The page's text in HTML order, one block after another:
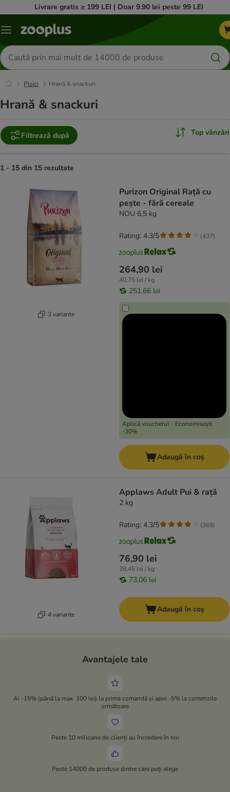
Livrare gratis ≥ 199 LEI | Doar 9.90 lei peste 99 LEI
Categorii
Căutare
produse
Pisici Hrană & snackuri
Hrană & snackuri
Filtrează după Top vânzări
1 - 15 din 15 rezultate
3 variante
Purizon Original Rață cu
pește - fără cereale
NOU 6,5 kg
264,90 lei
40,75 lei / kg
251,66 lei
Aplică voucherul - Economisești
-30%
Rating: 4.3/5 (437)
Adaugă în coș
4 variante
Applaws Adult Pui & rață
2 kg
76,90 lei
38,45 lei / kg
73,06 lei
Rating: 4.3/5 (369)
Adaugă în coș
Avantajele tale
Ai -15% (până la max. 100 lei) la prima comandă și apoi -5% la comenzile
următoare
Peste 10 milioane de clienți au încredere în noi
Peste 14000 de produse dintre care poți alege